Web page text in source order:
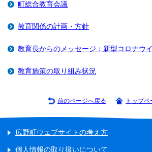
町総合教育会議
教育関係の計画・方針
教育長からのメッセージ：新型コロナウ
教育施策の取り組み状況
前のページへ戻る トップ
広野町ウェブサイトの考え方
個人情報の取り扱いについて